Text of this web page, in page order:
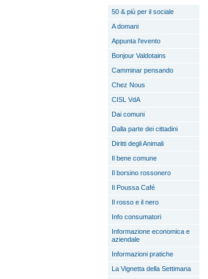
50 & più per il sociale
A domani
Appunta l'evento
Bonjour Valdotains
Camminar pensando
Chez Nous
CISL VdA
Dai comuni
Dalla parte dei cittadini
Diritti degli Animali
Il bene comune
Il borsino rossonero
Il Poussa Café
Il rosso e il nero
Info consumatori
Informazione economica e
aziendale
Informazioni pratiche
La Vignetta della Settimana